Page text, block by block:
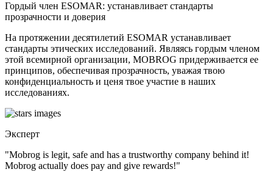
Гордый член ESOMAR: устанавливает стандарты
прозрачности и доверия
На протяжении десятилетий ESOMAR устанавливает
стандарты этических исследований. Являясь гордым членом
этой всемирной организации, MOBROG придерживается ее
принципов, обеспечивая прозрачность, уважая твою
конфиденциальность и ценя твое участие в наших
исследованиях.
Эксперт
"Mobrog is legit, safe and has a trustworthy company behind it!
Mobrog actually does pay and give rewards!"